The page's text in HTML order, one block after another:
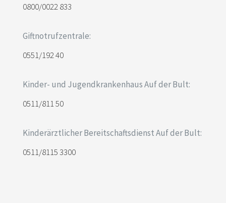
0800/0022 833
Giftnotrufzentrale:
0551/192 40
Kinder- und Jugendkrankenhaus Auf der Bult:
0511/811 50
Kinderärztlicher Bereitschaftsdienst Auf der Bult:
0511/8115 3300